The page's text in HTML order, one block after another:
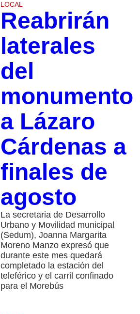
LOCAL
Reabrirán
laterales
del
monumento
a Lázaro
Cárdenas a
finales de
agosto
La secretaria de Desarrollo
Urbano y Movilidad municipal
(Sedum), Joanna Margarita
Moreno Manzo expresó que
durante este mes quedará
completado la estación del
teleférico y el carril confinado
para el Morebús